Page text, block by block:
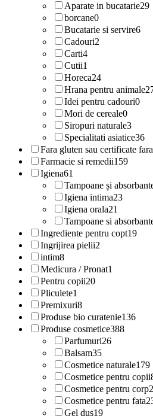
Aparate in bucatarie29
borcane0
Bucatarie si servire6
Cadouri2
Carti4
Cutii1
Horeca24
Hrana pentru animale
Idei pentru cadouri0
Mori de cereale0
Siropuri naturale3
Specialitati asiatice36
Fara gluten sau certificate
Farmacie si remedii159
Igiena61
Tampoane și
Igiena intima23
Igiena orala21
Tampoane si
Ingrediente pentru copt19
Ingrijirea pielii2
intim8
Medicura / Pronat1
Pentru copii20
Pliculete1
Premixuri8
Produse bio curatenie136
Produse cosmetice388
Parfumuri26
Balsam35
Cosmetice naturale179
Cosmetice pentru copii
Cosmetice pentru corp
Cosmetice pentru fata
Gel dus19